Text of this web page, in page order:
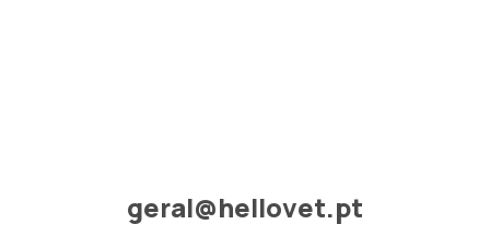
geral@hellovet.pt